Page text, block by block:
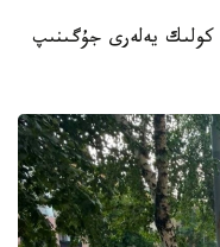
كولىك يەلەرى جۇگىنىپ